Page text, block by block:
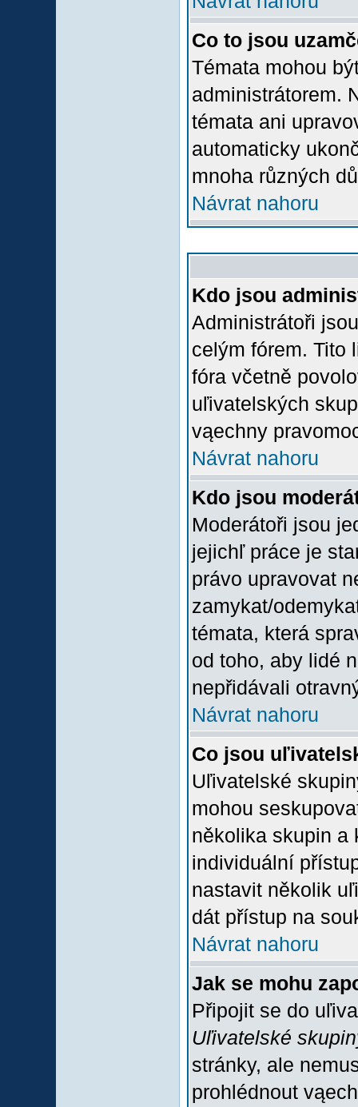
Co to jsou
Témata mohou
administrátorem.
témata ani
automaticky
mnoha různých
Návrat nahoru
Kdo jsou
Administrátoři
celým fórem. Tito
fóra včetně
uľivatelských
vąechny
Návrat nahoru
Kdo jsou
Moderátoři jsou
jejichľ práce je
právo upravovat
zamykat/
témata, která
od toho, aby lidé
nepřidávali
Návrat nahoru
Co jsou
Uľivatelské
mohou
několika skupin a
individuální
nastavit několik
dát přístup na
Návrat nahoru
Jak se mohu
Připojit se do
Uľivatelské
stránky, ale
prohlédnout